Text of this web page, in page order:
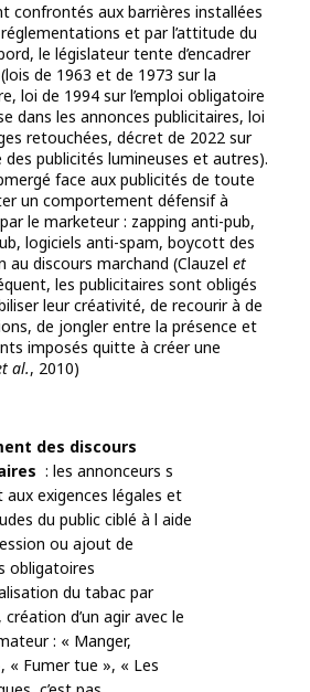
confrontés aux barrières installées
et par l’attitude du
le législateur tente d’encadrer
de 1963 et de 1973 sur la
loi de 1994 sur l’emploi obligatoire
dans les annonces publicitaires, loi
retouchées, décret de 2022 sur
des publicités lumineuses et autres).
face aux publicités de toute
un comportement défensif à
le marketeur : zapping anti-pub,
logiciels anti-spam, boycott des
discours marchand (Clauzel et
les publicitaires sont obligés
leur créativité, de recourir à de
de jongler entre la présence et
imposés quitte à créer une
al., 2010)
des discours
: les annonceurs s
exigences légales et
du public ciblé à l aide
ou ajout de
obligatoires
du tabac par
d’un agir avec le
: « Manger,
« Fumer tue », « Les